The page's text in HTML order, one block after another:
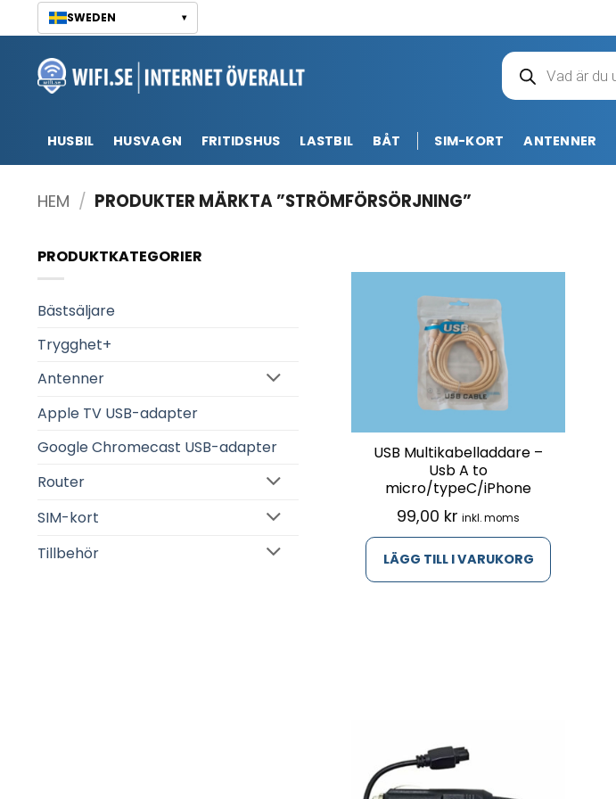
to
content
SWEDEN ▾
Produktsökning
HUSBIL HUSVAGN FRITIDSHUS LASTBIL BÅT SIM-KORT ANTENNER
HEM / PRODUKTER MÄRKTA ”STRÖMFÖRSÖRJNING”
PRODUKTKATEGORIER
Bästsäljare
Trygghet+
Antenner
Apple TV USB-adapter
Google Chromecast USB-adapter
Router
SIM-kort
Tillbehör
USB Multikabelladdare –
Usb A to
micro/typeC/iPhone
99,00 kr inkl. moms
LÄGG TILL I VARUKORG